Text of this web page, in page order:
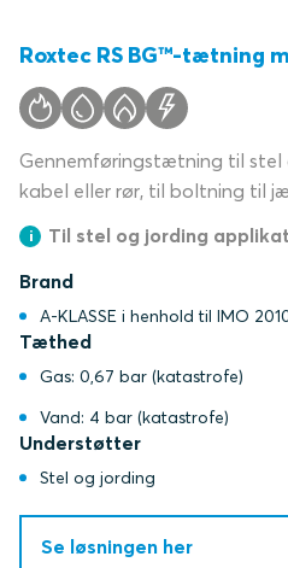
Roxtec RS BG™-tætning
Gennemføringstætning til
kabel eller rør, til boltning til
Til stel og jording
Brand
A-KLASSE i henhold til IMO
Tæthed
Gas: 0,67 bar (katastrofe)
Vand: 4 bar (katastrofe)
Understøtter
Stel og jording
Se løsningen her